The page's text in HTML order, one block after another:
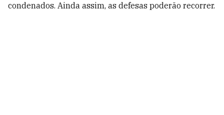
condenados. Ainda assim, as defesas poderão recorrer.